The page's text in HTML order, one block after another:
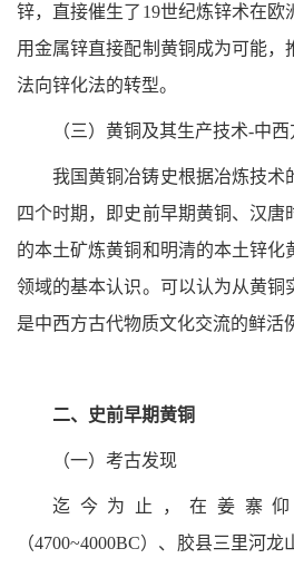
锌，直接催生了19世纪炼锌术在欧
用金属锌直接配制黄铜成为可能，
法向锌化法的转型。
（三）黄铜及其生产技术-中
我国黄铜冶铸史根据冶炼技术
四个时期，即史前早期黄铜、汉唐
的本土矿炼黄铜和明清的本土锌化
领域的基本认识。可以认为从黄铜
是中西方古代物质文化交流的鲜活
二、史前早期黄铜
（一）考古发现
迄今为止，在姜寨
（4700~4000BC）、胶县三里河